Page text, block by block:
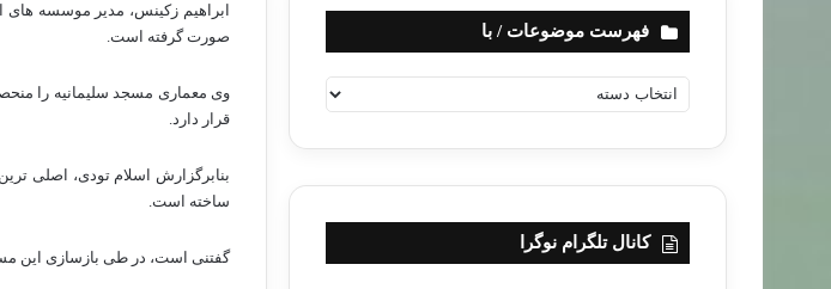
ابراهیم زکینس، مدیر موسسه
صورت گرفته است.
وی معماری مسجد سلیمانیه را
قرار دارد.
ساخته است.
گفتنی است، در طی بازسازی این
فهرست موضوعات / با
ه
ت
ض
کانال تلگرام نوگرا